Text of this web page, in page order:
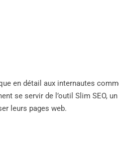
en détail aux internautes
se servir de l’outil Slim SEO,
leurs pages web.